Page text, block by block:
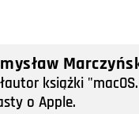
książki
o Apple.